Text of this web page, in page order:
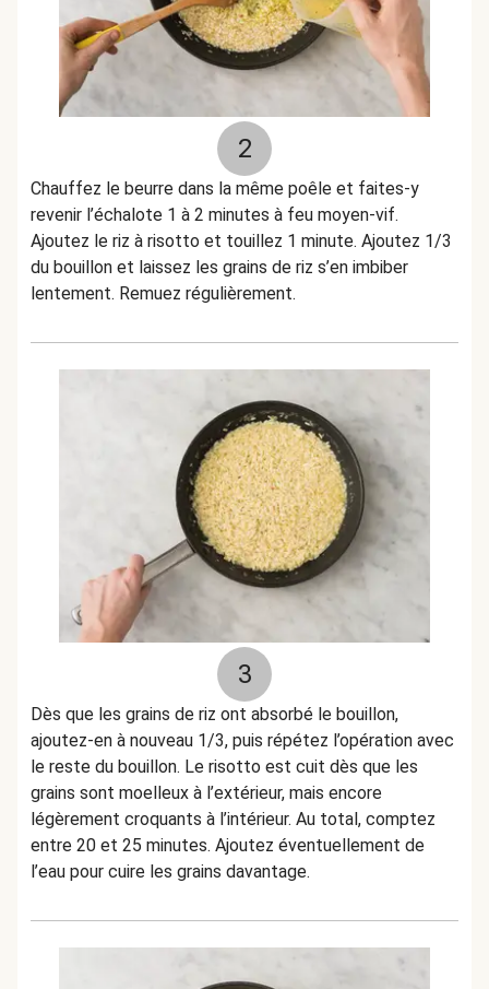
2
Chauffez le beurre dans la même poêle et faites-y
revenir l’échalote 1 à 2 minutes à feu moyen-vif.
Ajoutez le riz à risotto et touillez 1 minute. Ajoutez 1/3
du bouillon et laissez les grains de riz s’en imbiber
lentement. Remuez régulièrement.
3
Dès que les grains de riz ont absorbé le bouillon,
ajoutez-en à nouveau 1/3, puis répétez l’opération avec
le reste du bouillon. Le risotto est cuit dès que les
grains sont moelleux à l’extérieur, mais encore
légèrement croquants à l’intérieur. Au total, comptez
entre 20 et 25 minutes. Ajoutez éventuellement de
l’eau pour cuire les grains davantage.